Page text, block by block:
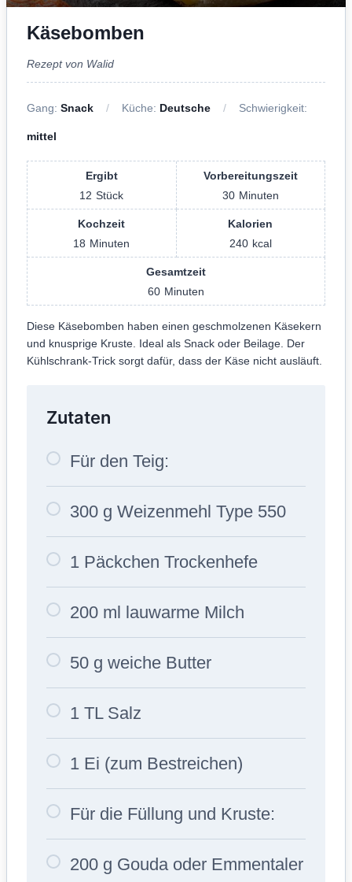
Käsebomben
Rezept von Walid
Gang: Snack Küche: Deutsche Schwierigkeit:
mittel
Ergibt
12 Stück
Vorbereitungszeit
30 Minuten
Kochzeit
18 Minuten
Kalorien
240 kcal
Gesamtzeit
60 Minuten
Diese Käsebomben haben einen geschmolzenen Käsekern
und knusprige Kruste. Ideal als Snack oder Beilage. Der
Kühlschrank-Trick sorgt dafür, dass der Käse nicht ausläuft.
Zutaten
Für den Teig:
300 g Weizenmehl Type 550
1 Päckchen Trockenhefe
200 ml lauwarme Milch
50 g weiche Butter
1 TL Salz
1 Ei (zum Bestreichen)
Für die Füllung und Kruste:
200 g Gouda oder Emmentaler